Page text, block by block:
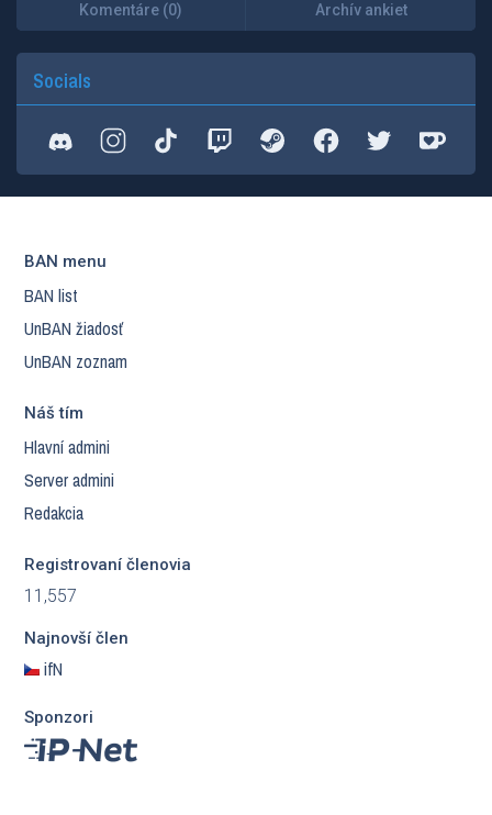
Komentáre (0) Archív ankiet
Socials
BAN menu
BAN list
UnBAN žiadosť
UnBAN zoznam
Náš tím
Hlavní admini
Server admini
Redakcia
Registrovaní členovia
11,557
Najnovší člen
ifN
Sponzori